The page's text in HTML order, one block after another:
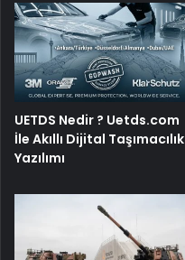
UETDS Nedir ? Uetds.com
İle Akıllı Dijital Taşımacılık
Yazılımı